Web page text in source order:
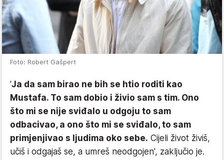
Foto: Robert Gašpert
'Ja da sam birao ne bih se htio roditi kao
Mustafa. To sam dobio i živio sam s tim. Ono
što mi se nije sviđalo u odgoju to sam
odbacivao, a ono što mi se sviđalo, to sam
primjenjivao s ljudima oko sebe. Cijeli život živiš,
učiš i odgajaš se, a umreš neodgojen', zaključio je.